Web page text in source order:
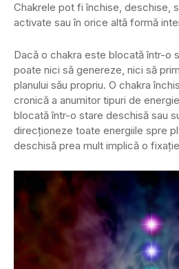
Chakrele pot fi închise, deschise,
activate sau în orice altă formă
Dacă o chakra este blocată într-o
poate nici să genereze, nici să
planului său propriu. O chakra
cronică a anumitor tipuri de
blocată într-o stare deschisă sau
direcționeze toate energiile spre
deschisă prea mult implică o